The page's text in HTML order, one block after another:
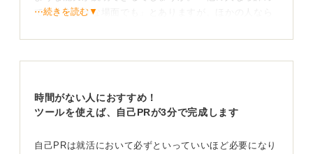
てしまうような場面でも」とありますが、ほかの人なら
た「折れずに乗り越え」とはどういうことか。
めに必要です。
う
⋯続きを読む▼
時間がない人におすすめ！
ツールを使えば、自己PRが3分で完成します
自己PRは就活において必ずといっていいほど必要になり